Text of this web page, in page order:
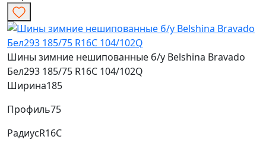
Шины зимние нешипованные б/у Belshina Bravado
Бел293 185/75 R16C 104/102Q
Ширина185
Профиль75
РадиусR16C